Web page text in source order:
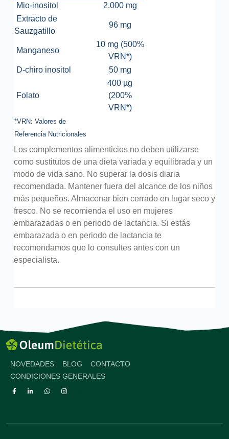
Mio-inositol
2.000 mg
Extracto de
Sauzgatillo
96 mg
Manganeso
10 mg (500%
VRN*)
D-chiro inositol
50 mg
Folato
400 µg
(200%
VRN*)
*VRN: Valores de
Referencia Nutricionales
Los complementos alimenticios no deben utilizarse
como sustitutos de una dieta variada y equilibrada y un
modo de vida sano. No superar la dosis diaria
recomendada. Mantener fuera del alcance de los niños
más pequeños. Almacenar bien cerrado en lugar seco y
fresco. No se recomienda el uso en mujeres
embarazadas o en periodo de lactancia. Si estás
embarazada o en periodo de lactancia te
recomendamos que lo consultes antes con un
especialista.
NOVEDADES BLOG
CONTACTO
CONDICIONES GENERALES